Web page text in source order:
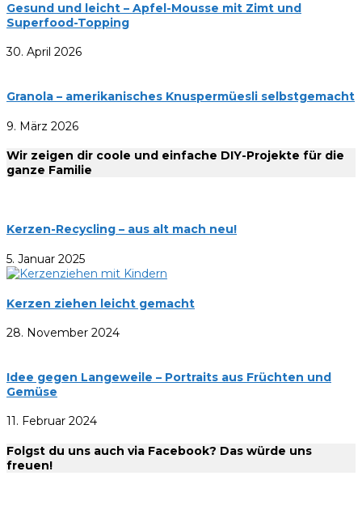
Gesund und leicht – Apfel-Mousse mit Zimt und
Superfood-Topping
30. April 2026
Granola – amerikanisches Knuspermüesli selbstgemacht
9. März 2026
Wir zeigen dir coole und einfache DIY-Projekte für die
ganze Familie
Kerzen-Recycling – aus alt mach neu!
5. Januar 2025
Kerzen ziehen leicht gemacht
28. November 2024
Idee gegen Langeweile – Portraits aus Früchten und
Gemüse
11. Februar 2024
Folgst du uns auch via Facebook? Das würde uns
freuen!